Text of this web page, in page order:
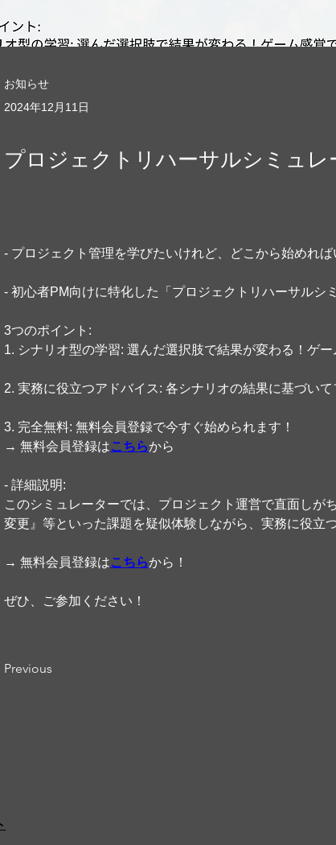
お知らせ
2024年12月11日
プロジェクトリハーサルシミュレ
- プロジェクト管理を学びたいけれど、どこから始めれ
- 初心者PM向けに特化した「プロジェクトリハーサルシ
3つのポイント:
1. シナリオ型の学習: 選んだ選択肢で結果が変わる！ゲ
2. 実務に役立つアドバイス: 各シナリオの結果に基づい
3. 完全無料: 無料会員登録で今すぐ始められます！
→ 無料会員登録はこちらから
- 詳細説明:
このシミュレーターでは、プロジェクト運営で直面しが
変更』等といった課題を疑似体験しながら、実務に役立
→ 無料会員登録はこちらから！
ぜひ、ご参加ください！
Previous